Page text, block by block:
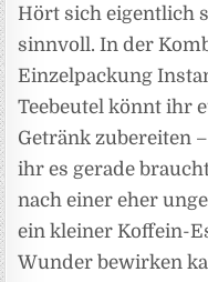
Hört sich eigentlich
sinnvoll. In der
Einzelpackung
Teebeutel könnt ihr
Getränk zubereiten
ihr es gerade
nach einer eher
ein kleiner Koffein-
Wunder bewirken